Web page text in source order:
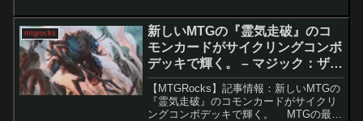
り、特にヒストリックとタイムレ...
mtgrocks
新しいMTGの『霊気走破』のコ
モンカードがサイクリングコンボ
デッキで輝く。 – マジック：ザ・
ギャザリング
【MTGRocks】記事情報：新しいMTGの
『霊気走破』のコモンカードがサイクリ
ングコンボデッキで輝く。 MTGの最新